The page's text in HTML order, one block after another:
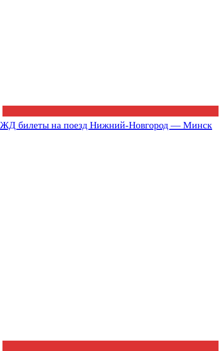
ЖД билеты на поезд Нижний-Новгород — Минск